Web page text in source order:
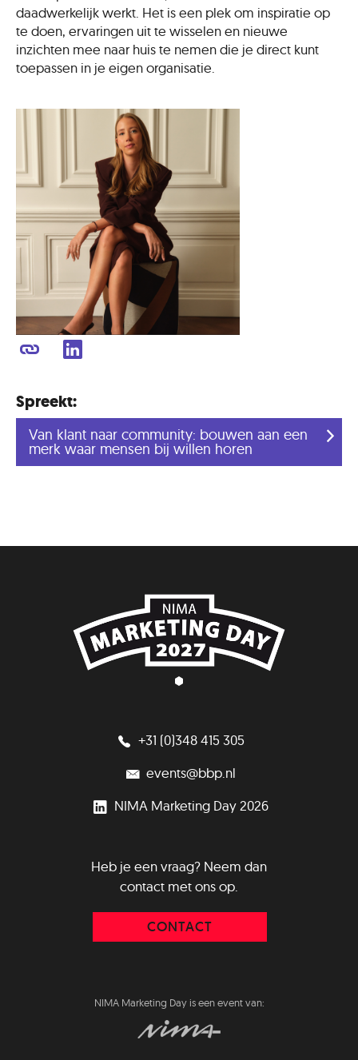
daadwerkelijk werkt. Het is een plek om inspiratie op
te doen, ervaringen uit te wisselen en nieuwe
inzichten mee naar huis te nemen die je direct kunt
toepassen in je eigen organisatie.
Spreekt:
Van klant naar community: bouwen aan een
merk waar mensen bij willen horen
+31 (0)348 415 305
events@bbp.nl
NIMA Marketing Day 2026
Heb je een vraag? Neem dan
contact met ons op.
CONTACT
NIMA Marketing Day is een event van: